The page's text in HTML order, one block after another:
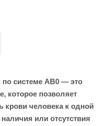
системе АВ0 — это
которое позволяет
крови человека к одной
или отсутствия